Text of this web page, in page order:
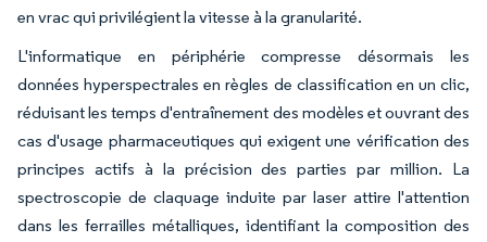
en vrac qui privilégient la vitesse à la granularité.
L'informatique en périphérie compresse désormais les
données hyperspectrales en règles de classification en un clic,
réduisant les temps d'entraînement des modèles et ouvrant des
cas d'usage pharmaceutiques qui exigent une vérification des
principes actifs à la précision des parties par million. La
spectroscopie de claquage induite par laser attire l'attention
dans les ferrailles métalliques, identifiant la composition des